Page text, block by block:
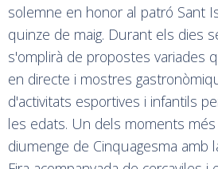
solemne en honor al patró Sant
quinze de maig. Durant els dies
s'omplirà de propostes variades
en directe i mostres
d'activitats esportives i infantils
les edats. Un dels moments
diumenge de Cinquagesma amb